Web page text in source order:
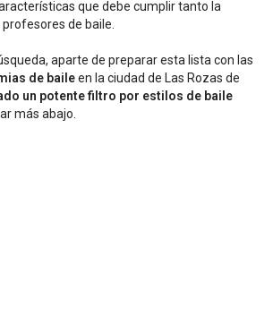
que debe cumplir tanto la
de baile.
aparte de preparar esta lista con las
de baileen la ciudad de Las Rozas de
un potente filtro por estilos de baile
más abajo.